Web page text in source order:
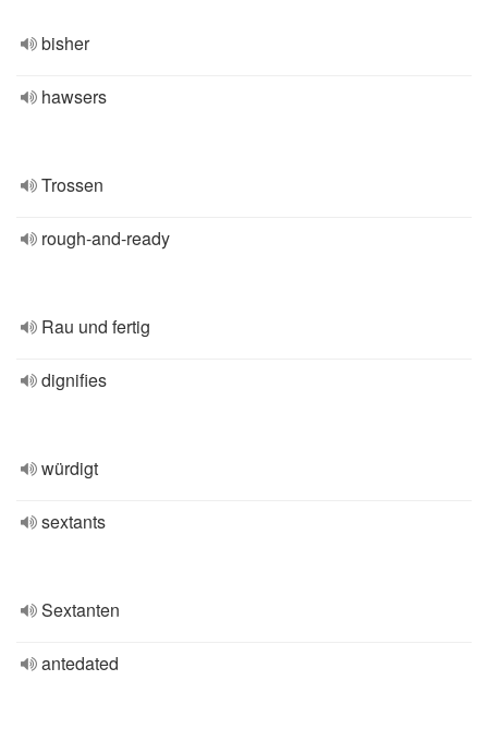
bisher
hawsers
Trossen
rough-and-ready
Rau und fertig
dignifies
würdigt
sextants
Sextanten
antedated